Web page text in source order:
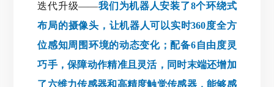
迭代升级——我们为机器人安装了8个环绕式
布局的摄像头，让机器人可以实时360度全方
位感知周围环境的动态变化；配备6自由度灵
巧手，保障动作精准且灵活，同时末端还增加
了六维力传感器和高精度触觉传感器，能够感